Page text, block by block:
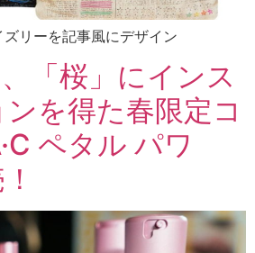
リーを記事風にデザイン
、「桜」にインス
を得た春限定コ
ペタル パワ